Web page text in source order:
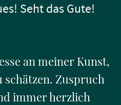
Seht das Gute!
an meiner Kunst,
schätzen. Zuspruch
immer herzlich